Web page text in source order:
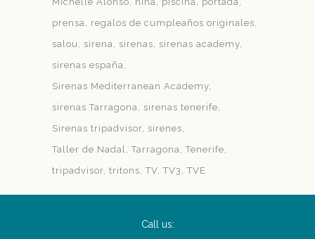
prensa
regalos de cumpleaños originales
salou
sirena sirenas
sirenas academy
sirenas españa
Sirenas Mediterranean Academy
sirenas Tarragona
sirenas tenerife
Sirenas tripadvisor sirenes
Taller de Nadal Tarragona Tenerife
tripadvisor tritons TV TV3 TVE
Call us: